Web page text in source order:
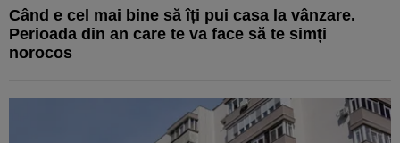
Când e cel mai bine să îți pui casa la vânzare.
Perioada din an care te va face să te simți
norocos